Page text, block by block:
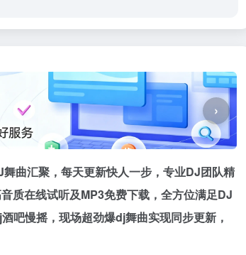
›
曲汇聚，每天更新快人一步，专业DJ团队精
质在线试听及MP3免费下载，全方位满足DJ
吧慢摇，现场超劲爆dj舞曲实现同步更新，